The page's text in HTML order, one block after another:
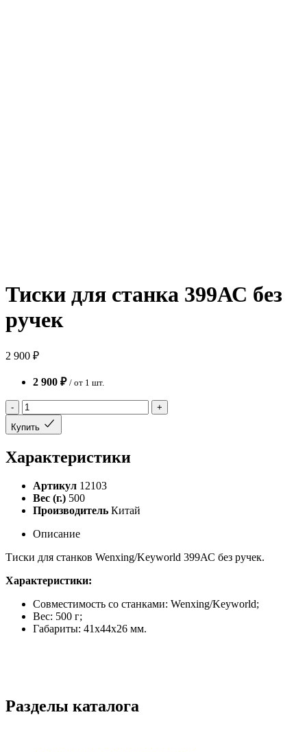
Тиски для станка 399АС без
ручек
2 900 ₽
2 900 ₽ / от 1 шт.
-
+
Купить
Характеристики
Артикул 12103
Вес (г.) 500
Производитель Китай
Описание
Тиски для станков Wenxing/Keyworld 399АС без ручек.
Характеристики:
Совместимость со станками: Wenxing/Keyworld;
Вес: 500 г;
Габариты: 41х44х26 мм.
Разделы каталога